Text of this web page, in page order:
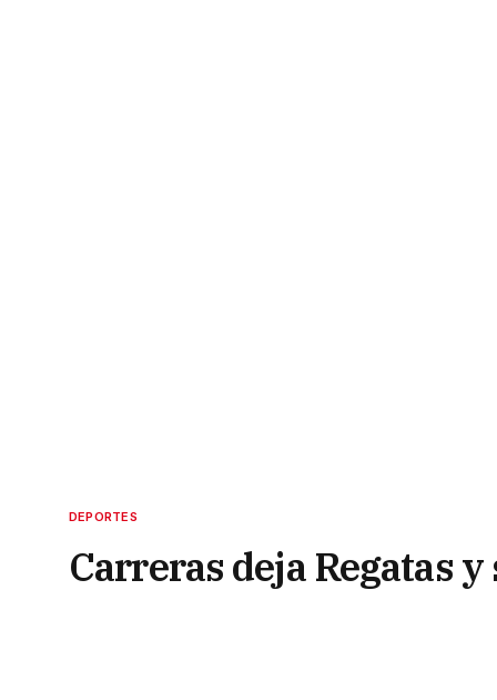
DEPORTES
Carreras deja Regatas